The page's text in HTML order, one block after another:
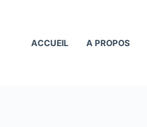
ACCUEIL A PROPOS